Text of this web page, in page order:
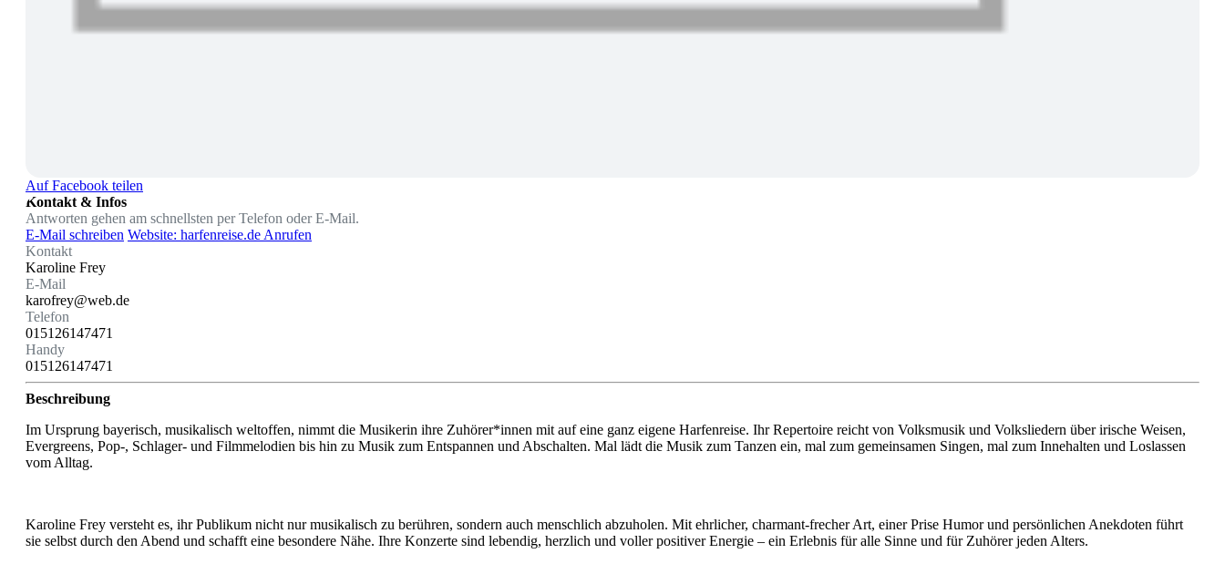
Auf Facebook teilen
Kontakt & Infos
Antworten gehen am schnellsten per Telefon oder E-Mail.
E-Mail schreiben Website: harfenreise.de Anrufen
Kontakt
Karoline Frey
E-Mail
karofrey@web.de
Telefon
015126147471
Handy
015126147471
Beschreibung
Im Ursprung bayerisch, musikalisch weltoffen, nimmt die Musikerin ihre Zuhörer*innen mit auf eine ganz eigene Harfenreise. Ihr Repertoire reicht von Volksmusik und Volksliedern über irische Weisen,
Evergreens, Pop-, Schlager- und Filmmelodien bis hin zu Musik zum Entspannen und Abschalten. Mal lädt die Musik zum Tanzen ein, mal zum gemeinsamen Singen, mal zum Innehalten und Loslassen
vom Alltag.
Karoline Frey versteht es, ihr Publikum nicht nur musikalisch zu berühren, sondern auch menschlich abzuholen. Mit ehrlicher, charmant-frecher Art, einer Prise Humor und persönlichen Anekdoten führt
sie selbst durch den Abend und schafft eine besondere Nähe. Ihre Konzerte sind lebendig, herzlich und voller positiver Energie – ein Erlebnis für alle Sinne und für Zuhörer jeden Alters.